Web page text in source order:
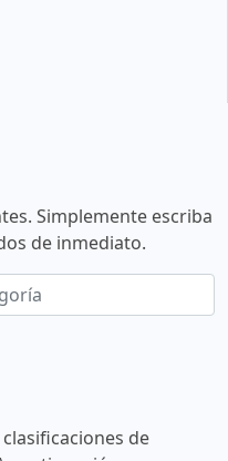
Simplemente escriba
de inmediato.
de